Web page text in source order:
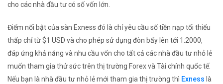
cho các nhà đầu tư có số vốn lớn.
Điểm nổi bật của sàn Exness đó là chỉ yêu cầu số tiền nạp tối thiểu
thấp chỉ từ $1 USD và cho phép sử dụng đòn bẩy lên tới 1:2000,
đáp ứng khả năng và nhu cầu vốn cho tất cả các nhà đầu tư nhỏ lẻ
muốn tham gia thử sức trên thị trường Forex và Tài chính quốc tế.
Nếu bạn là nhà đầu tư nhỏ lẻ mới tham gia thị trường thì Exness là